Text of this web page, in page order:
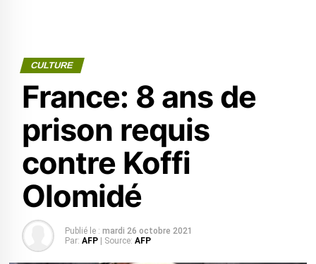
CULTURE
France: 8 ans de
prison requis
contre Koffi
Olomidé
Publié le : mardi 26 octobre 2021
Par: AFP | Source: AFP